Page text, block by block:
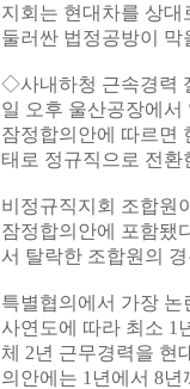
지회는 현대차를 상
둘러싼 법정공방이 막
◇사내하청 근속경력
일 오후 울산공장에
잠정합의안에 따르면
태로 정규직으로 전환
비정규직지회 조합원
잠정합의안에 포함됐
서 탈락한 조합원의
특별협의에서 가장
사연도에 따라 최소 1
체 2년 근무경력을 현
의안에는 1년에서 8